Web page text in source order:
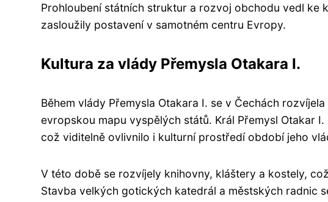
Prohloubení státních struktur a rozvoj obchodu vedl ke
zasloužily postavení v samotném centru Evropy.
Kultura za vlády Přemysla Otakara I.
Během vlády Přemysla Otakara I. se v Čechách
evropskou mapu vyspělých států. Král Přemysl Otakar
což viditelně ovlivnilo i kulturní prostředí období jeho
V této době se rozvíjely knihovny, kláštery a kostely,
Stavba velkých gotických katedrál a městských radnic